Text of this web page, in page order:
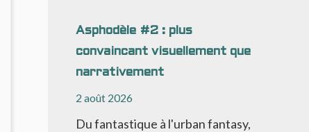
Asphodèle #2 : plus
convaincant visuellement que
narrativement
2 août 2026
Du fantastique à l'urban fantasy,